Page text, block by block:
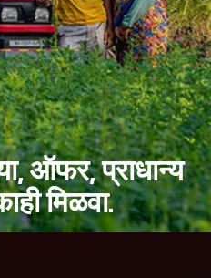
ऑफर,प्राधान्य
मिळवा.